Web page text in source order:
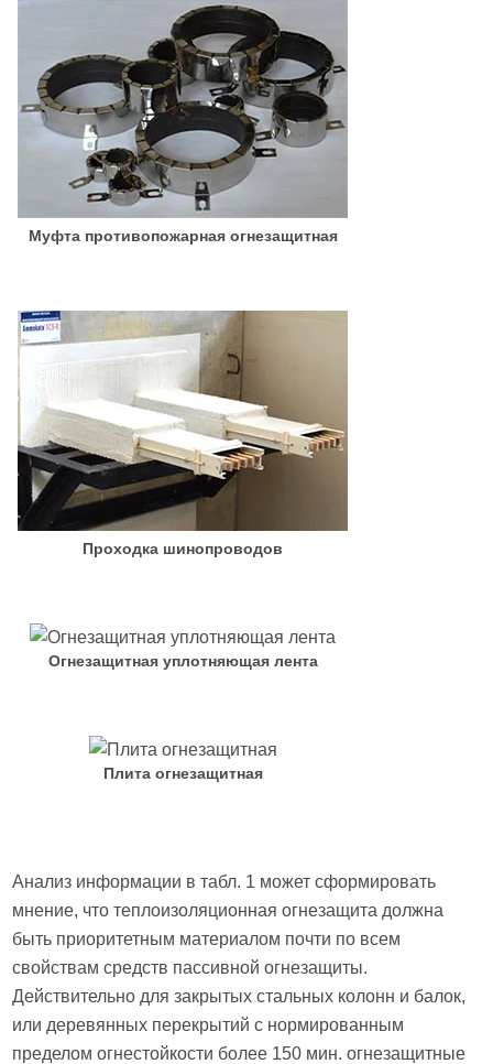
Муфта противопожарная огнезащитная
Проходка шинопроводов
Огнезащитная уплотняющая лента
Плита огнезащитная
Анализ информации в табл. 1 может сформировать
мнение, что теплоизоляционная огнезащита должна
быть приоритетным материалом почти по всем
свойствам средств пассивной огнезащиты.
Действительно для закрытых стальных колонн и балок,
или деревянных перекрытий с нормированным
пределом огнестойкости более 150 мин. огнезащитные